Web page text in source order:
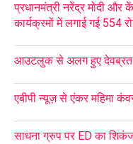
प्रधानमंत्री नरेंद्र मोदी और
कार्यक्रमों में लगाई गई 554
आउटलुक से अलग हुए देवब्रत
एबीपी न्यूज़ से एंकर महिमा
साधना ग्रुप पर ED का